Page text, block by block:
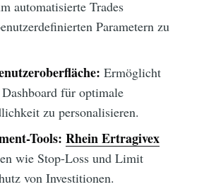
automatisierte Trades
Parametern zu
Ermöglicht
für optimale
zu personalisieren.
Tools: Rhein Ertragivex
wie Stop-Loss und Limit
von Investitionen.